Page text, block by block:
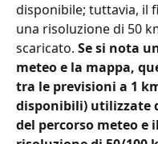
disponibile; tuttavia, il
una risoluzione di 50
scaricato. Se si nota
meteo e la mappa,
tra le previsioni a 1
disponibili) utilizzate
del percorso meteo e